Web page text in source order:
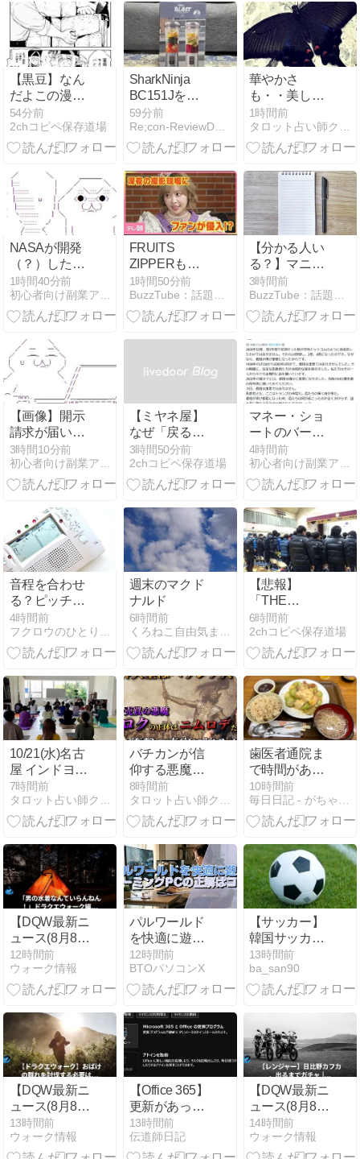
SP9でデスク
トップオーデ
ィオを完成さ
せよう
【黒豆】なん
だよこの漫画
ｗｗｗ【注
意】
54分前
2chコピペ保存道場
SharkNinja
BC151Jを開
封したらカラ
カラ音…正常
品との違いを
#SharkNinja #
初期不良 #初
期不良2026
59分前
Re;con-ReviewDays
華やかさ
も・・美しさ
も・・
1時間前
NASAが開発
（？）した冷
感ポンチョ
「着るだけで
体感-15℃」←
1時間40分前
FRUITS
ZIPPERもび
っくり！深夜
のMV撮影現場
にファンが侵
1時間50分前
【分かる人い
る？】マニア
ック過ぎるア
ニメ例えのは
ずなのに…即
ライデー #大
鶴肥満 #ぐん
ぴぃ #マユリ
カ #中谷 #マ
マタルト #春
とヒコーキ #
ココス #背徳
#shorts
3時間前
【画像】開示
請求が届い
た…
3時間10分前
【ミヤネ屋】
なぜ「戻る
な」と言えな
かったのか イ
オン爆発事故
も逡巡
3時間50分前
2chコピペ保存道場
マネー・ショ
ートのバーリ
氏、トランプ
相場を痛烈批
判「バカども
4時間前
音程を合わせ
る？ピッチを
合わせる？
4時間前
週末のマクド
ナルド
6時間前
【悲報】
「THE
NORTH
FACE」の人
気が低下
6時間前
2chコピペ保存道場
10/21(水)名古
屋 インドヨー
ガを学ぶWS
7時間前
タロット占い師クロ戌のブログ
バチカンが信
仰する悪魔の
正体。
8時間前
タロット占い師クロ戌のブログ
歯医者通院ま
で時間があっ
たので、散髪
屋で散髪して
もらう
10時間前
毎日日記 - がちゃんが気になった話題を書き散らす
【DQW最新ニ
ュース(8月8
日)】 「男の
水着なんてい
らんねん！」
ーク編 | Ｓｅ
ＮＷａの徒然
日記 （自動投
稿・他サイト
に飛びます）
12時間前
ウォーク情報
パルワールド
を快適に遊ぶ
ゲーミングPC
の正解はコレ
12時間前
BTOパソコンX
【サッカー】
韓国サッカー
協会、性接待
疑惑 日本人審
判も含まれる
統括する人
物」
13時間前
ba_san90
【DQW最新ニ
ュース(8月8
日)】 【ドラ
クエウォー
ク】おばけの
13時間前
ウォーク情報
【Office 365】
更新があった
ようですね
13時間前
伝道師日記
【DQW最新ニ
ュース(8月8
日)】 【レン
ジャー】日比
野カフカ、出
14時間前
ウォーク情報